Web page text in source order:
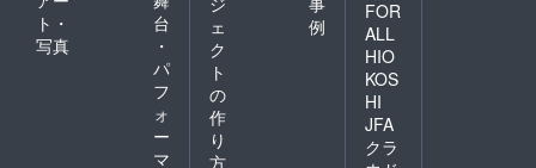
ト・
写真
台
・
パ
フ
ォ
ー
マ
ェ
ク
ト
の
作
り
方
例
FOR
ALL
HIO
KOS
HI
JFA
クラ